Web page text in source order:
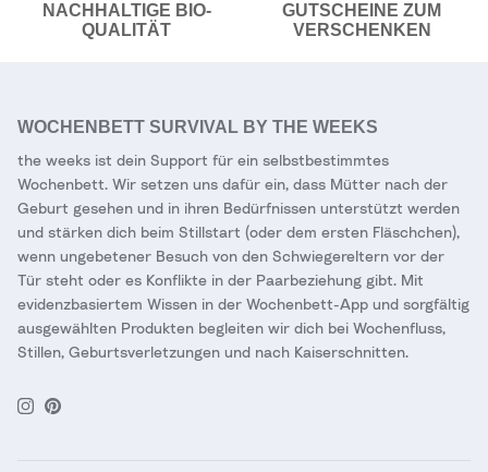
NACHHALTIGE BIO-
QUALITÄT
GUTSCHEINE ZUM
VERSCHENKEN
WOCHENBETT SURVIVAL BY THE WEEKS
the weeks ist dein Support für ein selbstbestimmtes
Wochenbett. Wir setzen uns dafür ein, dass Mütter nach der
Geburt gesehen und in ihren Bedürfnissen unterstützt werden
und stärken dich beim Stillstart (oder dem ersten Fläschchen),
wenn ungebetener Besuch von den Schwiegereltern vor der
Tür steht oder es Konflikte in der Paarbeziehung gibt. Mit
evidenzbasiertem Wissen in der Wochenbett-App und sorgfältig
ausgewählten Produkten begleiten wir dich bei Wochenfluss,
Stillen, Geburtsverletzungen und nach Kaiserschnitten.
Instagram
Pinterest